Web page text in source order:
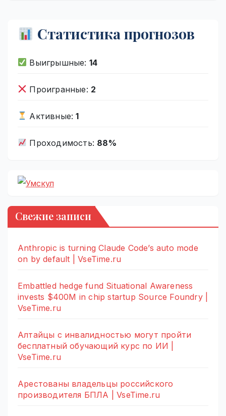
Статистика прогнозов
Выигрышные: 14
Проигранные: 2
Активные:1
Проходимость: 88%
Свежие записи
Anthropic is turning Claude Code’s auto mode
on by default | VseTime.ru
Embattled hedge fund Situational Awareness
invests $400M in chip startup Source Foundry |
VseTime.ru
Алтайцы с инвалидностью могут пройти
бесплатный обучающий курс по ИИ |
VseTime.ru
Арестованы владельцы российского
производителя БПЛА | VseTime.ru